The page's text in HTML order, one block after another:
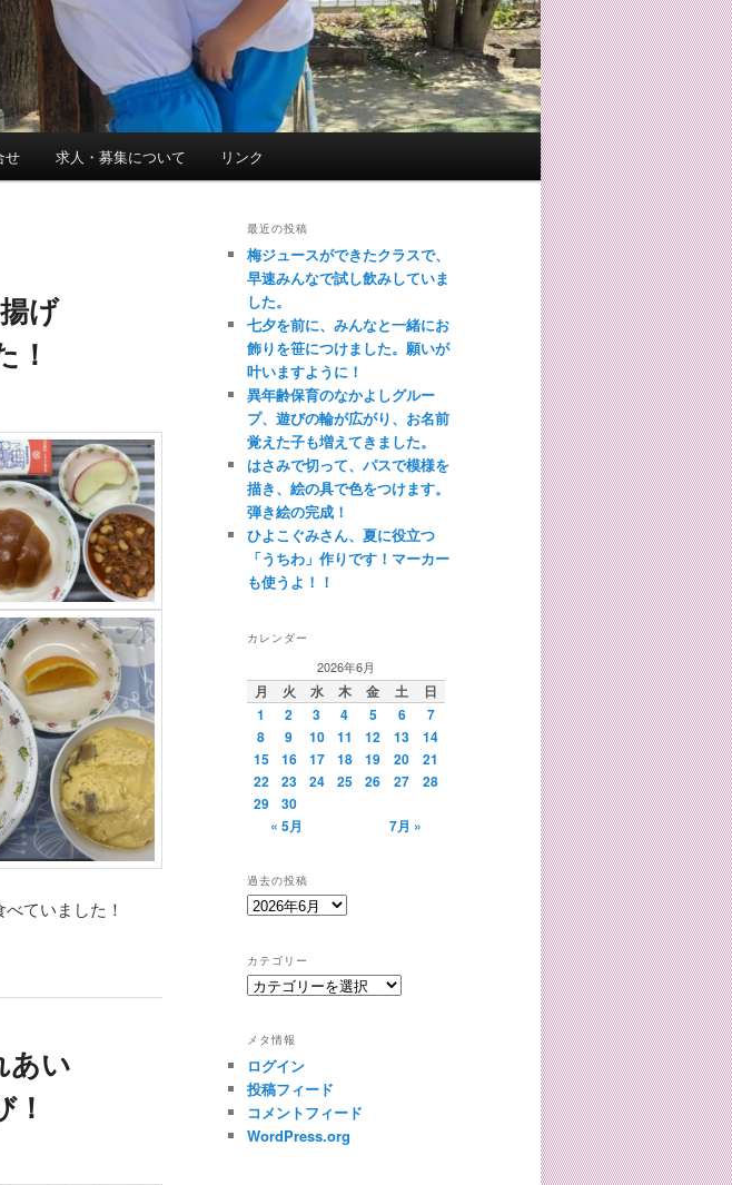
せ 求人・募集について リンク
げ
！
ていました！
あい
最近の投稿
梅ジュースができたクラスで、
早速みんなで試し飲みしていま
した。
七夕を前に、みんなと一緒にお
飾りを笹につけました。願いが
叶いますように！
異年齢保育のなかよしグルー
プ、遊びの輪が広がり、お名前
覚えた子も増えてきました。
はさみで切って、パスで模様を
描き、絵の具で色をつけます。
弾き絵の完成！
ひよこぐみさん、夏に役立つ
「うちわ」作りです！マーカー
も使うよ！！
カレンダー
2026年6月
月 火 水 木 金 土
日
1
2 3 4 5 6
7
8
9 10 11 12 13
14
15
16 17 18 19 20
21
22
23 24 25 26 27
28
29
30
« 5月
7月 »
過去の投稿
過
投
稿
カテゴリー
カ
リ
ー
メタ情報
ログイン
投稿フィード
コメントフィード
WordPress.org